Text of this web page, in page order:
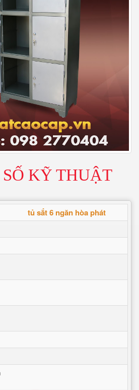
KỸ THUẬT
tủ sắt 6 ngăn hòa phát